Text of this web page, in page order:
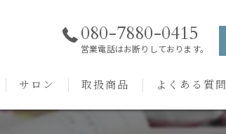
080-7880-0415
営業電話はお断りしております。
サロン 取扱商品 よくある質問